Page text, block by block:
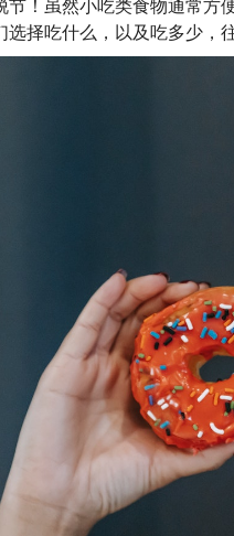
节！虽然小吃类食物通常方
选择吃什么，以及吃多少，